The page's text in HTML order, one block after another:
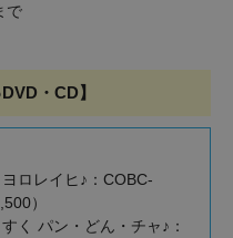
で
・CD】
ロレイヒ♪：COBC-
）
く パン・どん・チャ♪：